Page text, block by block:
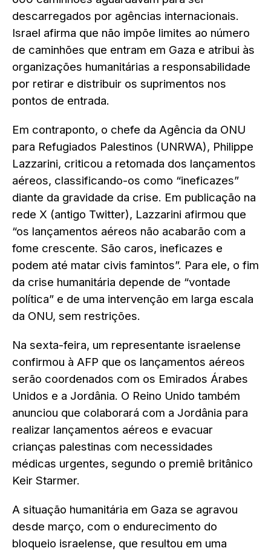
descarregados por agências internacionais.
Israel afirma que não impõe limites ao número
de caminhões que entram em Gaza e atribui às
organizações humanitárias a responsabilidade
por retirar e distribuir os suprimentos nos
pontos de entrada.
Em contraponto, o chefe da Agência da ONU
para Refugiados Palestinos (UNRWA), Philippe
Lazzarini, criticou a retomada dos lançamentos
aéreos, classificando-os como “ineficazes”
diante da gravidade da crise. Em publicação na
rede X (antigo Twitter), Lazzarini afirmou que
“os lançamentos aéreos não acabarão com a
fome crescente. São caros, ineficazes e
podem até matar civis famintos”. Para ele, o fim
da crise humanitária depende de “vontade
política” e de uma intervenção em larga escala
da ONU, sem restrições.
Na sexta-feira, um representante israelense
confirmou à AFP que os lançamentos aéreos
serão coordenados com os Emirados Árabes
Unidos e a Jordânia. O Reino Unido também
anunciou que colaborará com a Jordânia para
realizar lançamentos aéreos e evacuar
crianças palestinas com necessidades
médicas urgentes, segundo o premiê britânico
Keir Starmer.
A situação humanitária em Gaza se agravou
desde março, com o endurecimento do
bloqueio israelense, que resultou em uma